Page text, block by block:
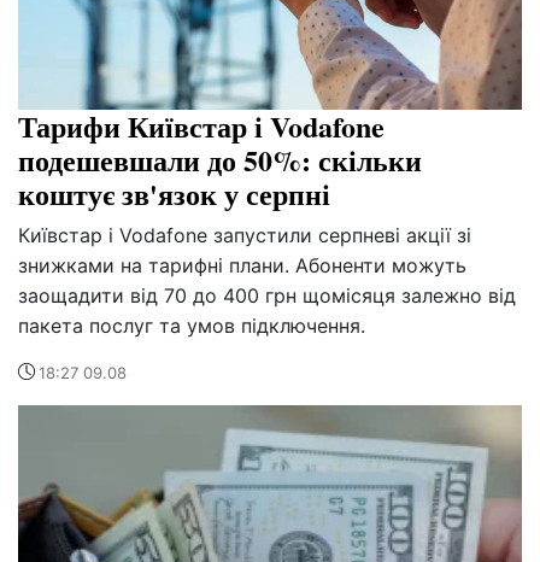
Тарифи Київстар і Vodafone
подешевшали до 50%: скільки
коштує зв'язок у серпні
Київстар і Vodafone запустили серпневі акції зі
знижками на тарифні плани. Абоненти можуть
заощадити від 70 до 400 грн щомісяця залежно від
пакета послуг та умов підключення.
18:27 09.08